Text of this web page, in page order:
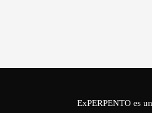
ExPERPENTO es